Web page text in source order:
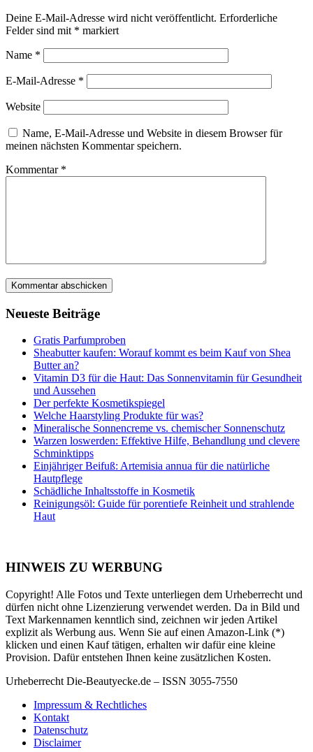
Deine E-Mail-Adresse wird nicht veröffentlicht. Erforderliche
Felder sind mit * markiert
Name *
E-Mail-Adresse *
Website
Name, E-Mail-Adresse und Website in diesem Browser für
meinen nächsten Kommentar speichern.
Kommentar *
Neueste Beiträge
Gratis Parfumproben
Sheabutter kaufen: Worauf kommt es beim Kauf von Shea
Butter an?
Vitamin D3 für die Haut: Das Sonnenvitamin für Gesundheit
und Aussehen
Der perfekte Kosmetikspiegel
Welche Haarstyling Produkte für was?
Mineralische Sonnencreme vs. chemischer Sonnenschutz
Warzen loswerden: Effektive Hilfe, Behandlung und clevere
Schminktipps
Einjähriger Beifuß: Artemisia annua für die natürliche
Hautpflege
Schädliche Inhaltsstoffe in Kosmetik
Reinigungsöl: Guide für porentiefe Reinheit und strahlende
Haut
HINWEIS ZU WERBUNG
Copyright! Alle Fotos und Texte unterliegen dem Urheberrecht und
dürfen nicht ohne Lizenzierung verwendet werden. Da in Bild und
Text Markennamen kenntlich sind, zeichnen wir jeden Artikel
explizit als Werbung aus. Wenn Sie auf einen Amazon-Link (*)
klicken und einen Kauf tätigen, erhalten wir dafür eine kleine
Provision. Dafür entstehen Ihnen keine zusätzlichen Kosten.
Urheberrecht Die-Beautyecke.de – ISSN 3055-7550
Impressum & Rechtliches
Kontakt
Datenschutz
Disclaimer